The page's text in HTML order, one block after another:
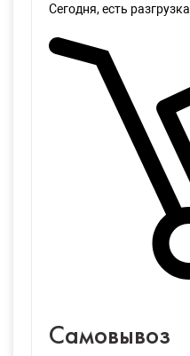
Сегодня, есть разгрузка
Самовывоз